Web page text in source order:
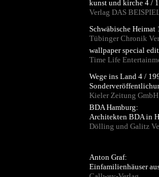
kunst und kirche 4 /
Verlag DAS
Schwäbische Heimat
Tübinger Chronik
wallpaper special
Time Life
Wege ins Land 4 /
Kieler Zeitung
BDA Hamburg:
Architekten BDA in
Dölling und Galitz
Anton Graf:
Einfamilienhäuser